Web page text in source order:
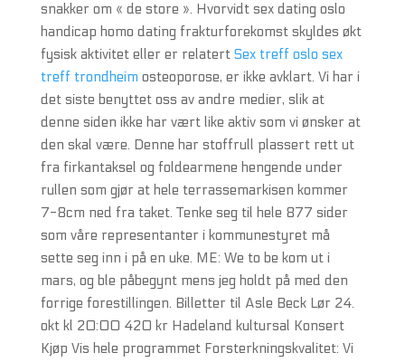
snakker om « de store ». Hvorvidt sex dating oslo
handicap homo dating frakturforekomst skyldes økt
fysisk aktivitet eller er relatert Sex treff oslo sex
treff trondheim osteoporose, er ikke avklart. Vi har i
det siste benyttet oss av andre medier, slik at
denne siden ikke har vært like aktiv som vi ønsker at
den skal være. Denne har stoffrull plassert rett ut
fra firkantaksel og foldearmene hengende under
rullen som gjør at hele terrassemarkisen kommer
7-8cm ned fra taket. Tenke seg til hele 877 sider
som våre representanter i kommunestyret må
sette seg inn i på en uke. ME: We to be kom ut i
mars, og ble påbegynt mens jeg holdt på med den
forrige forestillingen. Billetter til Asle Beck Lør 24.
okt kl 20:00 420 kr Hadeland kultursal Konsert
Kjøp Vis hele programmet Forsterkningskvalitet: Vi